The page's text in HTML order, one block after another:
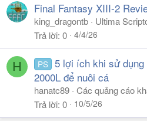
Final Fantasy XIII-2
king_dragontb
Ultima
Trả lời 0 4/4/26
H PS 5 lợi ích khi sử dụng
2000L để nuôi cá
hanatc89 Các quảng cáo
Trả lời 0 10/5/26